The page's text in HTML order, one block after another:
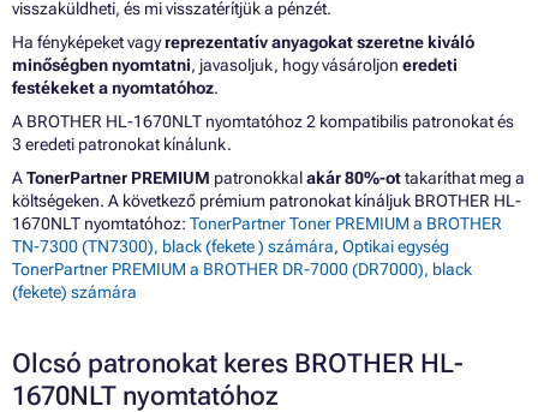
visszaküldheti, és mi visszatérítjük a pénzét.
Ha fényképeket vagyreprezentatív anyagokat szeretne kiváló
minőségben nyomtatni, javasoljuk, hogy vásároljon eredeti
festékeket a nyomtatóhoz.
A BROTHER HL-1670NLT nyomtatóhoz 2 kompatibilis patronokat és
3 eredeti patronokat kínálunk.
ATonerPartner PREMIUM patronokkalakár 80%-ottakaríthat meg a
költségeken. A következő prémium patronokat kínáljuk BROTHER HL-
1670NLT nyomtatóhoz: TonerPartner Toner PREMIUM a BROTHER
TN-7300 (TN7300), black (fekete ) számára, Optikai egység
TonerPartner PREMIUM a BROTHER DR-7000 (DR7000), black
(fekete) számára
Olcsó patronokat keres BROTHER HL-
1670NLT nyomtatóhoz